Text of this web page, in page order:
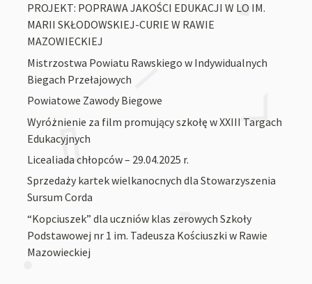
PROJEKT: POPRAWA JAKOŚCI EDUKACJI W LO IM.
MARII SKŁODOWSKIEJ-CURIE W RAWIE
MAZOWIECKIEJ
Mistrzostwa Powiatu Rawskiego w Indywidualnych
Biegach Przełajowych
Powiatowe Zawody Biegowe
Wyróżnienie za film promujący szkołę w XXIII Targach
Edukacyjnych
Licealiada chłopców – 29.04.2025 r.
Sprzedaży kartek wielkanocnych dla Stowarzyszenia
Sursum Corda
“Kopciuszek” dla uczniów klas zerowych Szkoły
Podstawowej nr 1 im. Tadeusza Kościuszki w Rawie
Mazowieckiej